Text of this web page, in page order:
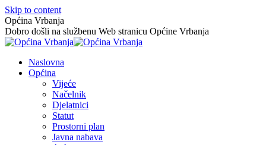
Skip to content
Općina Vrbanja
Dobro došli na službenu Web stranicu Općine Vrbanja
Naslovna
Općina
Vijeće
Načelnik
Djelatnici
Statut
Prostorni plan
Javna nabava